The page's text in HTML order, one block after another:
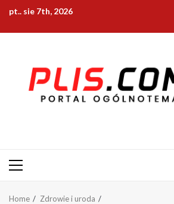
Skip
content
pt.. sie 7th, 2026
Primary
Home
Zdrowie i uroda